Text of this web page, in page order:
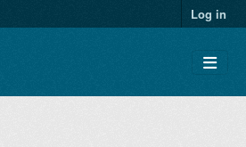
Log in